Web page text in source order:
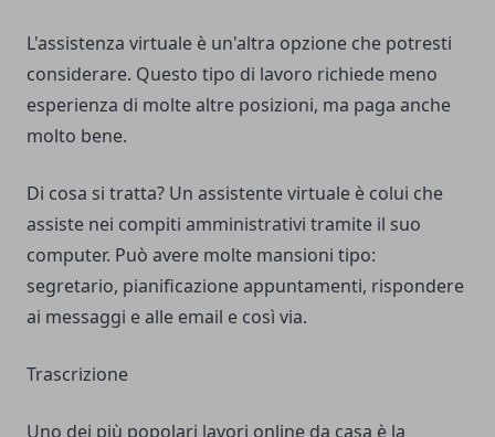
L'assistenza virtuale è un'altra opzione che potresti
considerare. Questo tipo di lavoro richiede meno
esperienza di molte altre posizioni, ma paga anche
molto bene.
Di cosa si tratta? Un assistente virtuale è colui che
assiste nei compiti amministrativi tramite il suo
computer. Può avere molte mansioni tipo:
segretario, pianificazione appuntamenti, rispondere
ai messaggi e alle email e così via.
Trascrizione
Uno dei più popolari lavori online da casa è la